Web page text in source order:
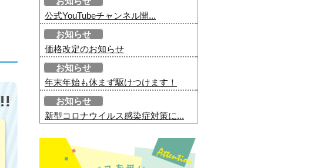
公式YouTubeチャンネル開...
お知らせ
価格改定のお知らせ
お知らせ
年末年始も休まず駆けつけます！
お知らせ
新型コロナウイルス感染症対策に...